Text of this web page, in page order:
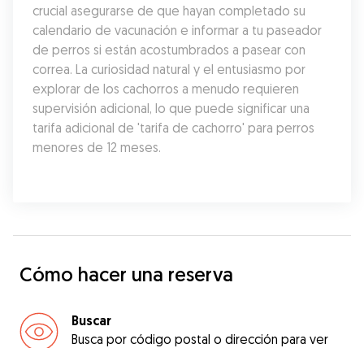
crucial asegurarse de que hayan completado su
calendario de vacunación e informar a tu paseador
de perros si están acostumbrados a pasear con
correa. La curiosidad natural y el entusiasmo por
explorar de los cachorros a menudo requieren
supervisión adicional, lo que puede significar una
tarifa adicional de 'tarifa de cachorro' para perros
menores de 12 meses.
Cómo hacer una reserva
Buscar
Busca por código postal o dirección para ver